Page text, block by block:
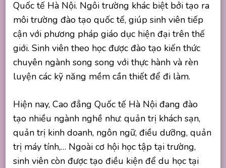
Quốc tế Hà Nội. Ngôi trường khác biệt bởi tạo ra
môi trường đào tạo quốc tế, giúp sinh viên tiếp
cận với phương pháp giáo dục hiện đại trên thế
giới. Sinh viên theo học được đào tạo kiến thức
chuyên ngành song song với thực hành và rèn
luyện các kỹ năng mềm cần thiết để đi làm.
Hiện nay, Cao đẳng Quốc tế Hà Nội đang đào
tạo nhiều ngành nghề như: quản trị khách sạn,
quản trị kinh doanh, ngôn ngữ, điều dưỡng, quản
trị máy tính,… Ngoài cơ hội học tập tại trường,
sinh viên còn được tạo điều kiện để du học tại